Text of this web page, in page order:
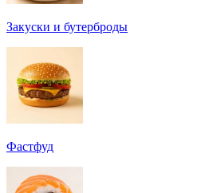
Закуски и бутерброды
Фастфуд